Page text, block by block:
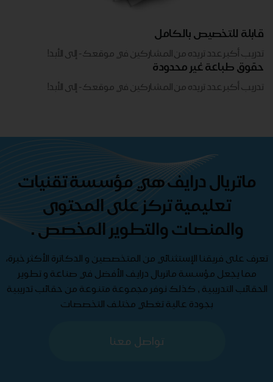
قابلة للتخصيص بالكامل
تدريب أكبر عدد تريده من المشاركين في موقعك - ​​إلى الأبد!
حقوق طباعة غير محدودة
تدريب أكبر عدد تريده من المشاركين في موقعك - ​​إلى الأبد!
ماتريال درايف هي مؤسسة تقنيات
تعليمية تركز على المحتوى
والمنصات والتطوير المخصص .
تعرف على فريقنا الإستثنائي من المتخصصين و الدكاترة الأكثر خبرة،
مما يجعل مؤسسة ماتريال درايف الأفضل في صناعة و تطوير
الحقائب التدريبية , كذلك نوفر مجموعة متنوعة من حقائب تدريبية
بجودة عالية تغطي مختلف التخصصات
تواصل معنا